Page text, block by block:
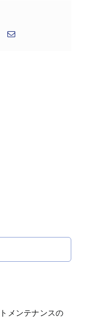
Pinterest
電
メンテナンスの